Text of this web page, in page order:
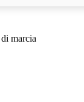
marcia